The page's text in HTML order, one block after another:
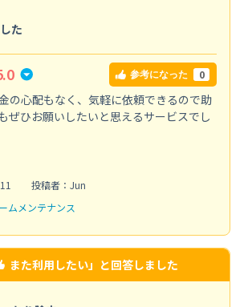
た
参考になった 0
の心配もなく、気軽に依頼できるので助
ぜひお願いしたいと思えるサービスでし
投稿者：Jun
ムメンテナンス
また利用したい」と回答しました